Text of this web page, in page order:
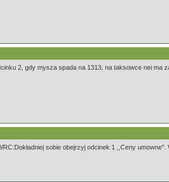
2, gdy mysza spada na 1313, na taksowce nei ma
sobie obejrzyj odcinek 1 ,,Ceny umowne''.